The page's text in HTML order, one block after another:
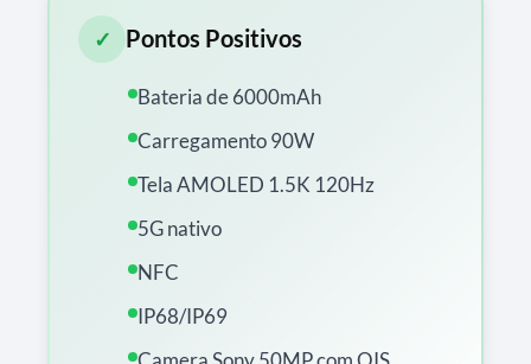
✓ Pontos Positivos
Bateria de 6000mAh
Carregamento 90W
Tela AMOLED 1.5K 120Hz
5G nativo
NFC
IP68/IP69